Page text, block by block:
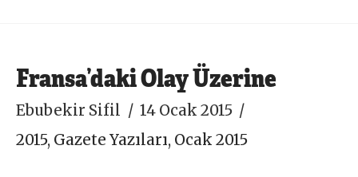
Fransa’daki Olay Üzerine
Ebubekir Sifil
14 Ocak 2015
2015, Gazete Yazıları, Ocak 2015